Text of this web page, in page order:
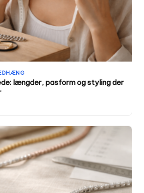
længder, pasform og styling der